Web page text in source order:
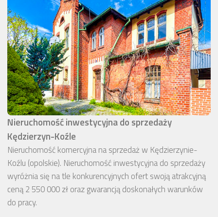
Nieruchomość inwestycyjna do sprzedaży
Kędzierzyn-Koźle
Nieruchomość komercyjna na sprzedaż w Kędzierzynie-
Koźlu (opolskie). Nieruchomość inwestycyjna do sprzedaży
wyróżnia się na tle konkurencyjnych ofert swoją atrakcyjną
ceną 2 550 000 zł oraz gwarancją doskonałych warunków
do pracy.